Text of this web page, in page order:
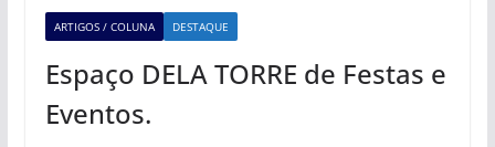
ARTIGOS / COLUNA DESTAQUE
Espaço DELA TORRE de Festas e
Eventos.